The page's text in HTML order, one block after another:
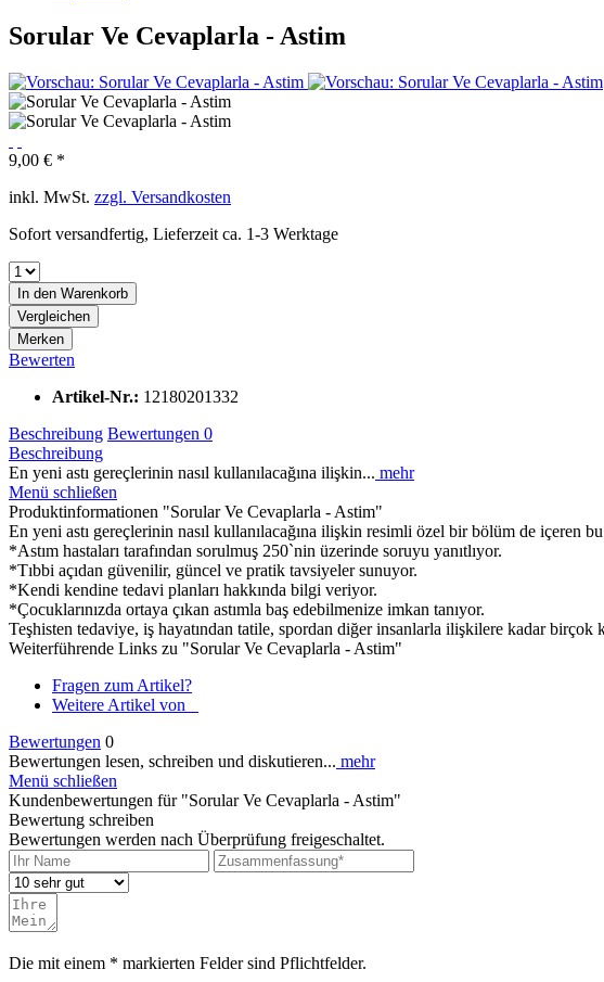
Sorular Ve Cevaplarla - Astim
9,00 € *
inkl. MwSt. zzgl. Versandkosten
Sofort versandfertig, Lieferzeit ca. 1-3 Werktage
In den Warenkorb
Vergleichen
Merken
Bewerten
Artikel-Nr.: 12180201332
Beschreibung Bewertungen 0
Beschreibung
En yeni astı gereçlerinin nasıl kullanılacağına ilişkin... mehr
Menü schließen
Produktinformationen "Sorular Ve Cevaplarla - Astim"
En yeni astı gereçlerinin nasıl kullanılacağına ilişkin resimli özel bir bölüm de içeren
*Astım hastaları tarafından sorulmuş 250`nin üzerinde soruyu yanıtlıyor.
*Tıbbi açıdan güvenilir, güncel ve pratik tavsiyeler sunuyor.
*Kendi kendine tedavi planları hakkında bilgi veriyor.
*Çocuklarınızda ortaya çıkan astımla baş edebilmenize imkan tanıyor.
Teşhisten tedaviye, iş hayatından tatile, spordan diğer insanlarla ilişkilere kadar birçok
Weiterführende Links zu "Sorular Ve Cevaplarla - Astim"
Fragen zum Artikel?
Weitere Artikel von _
Bewertungen 0
Bewertungen lesen, schreiben und diskutieren... mehr
Menü schließen
Kundenbewertungen für "Sorular Ve Cevaplarla - Astim"
Bewertung schreiben
Bewertungen werden nach Überprüfung freigeschaltet.
Die mit einem * markierten Felder sind Pflichtfelder.